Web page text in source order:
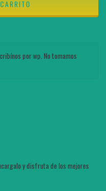
por wp. No tomamos
y disfruta de los mejores